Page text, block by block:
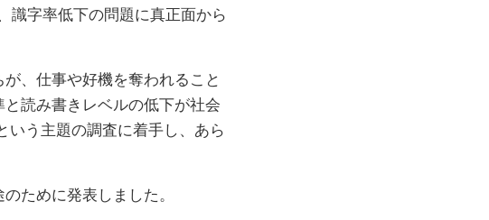
識字率低下の問題に真正面から
、仕事や好機を奪われること
読み書きレベルの低下が社会
う主題の調査に着手し、あら
ために発表しました。